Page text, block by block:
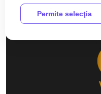
Spatii birouri de inchiriat in Sibiu
Spatii comerciale de
Spatii comerciale de inchiriat in
Spatii comerciale de inchiriat in
Spatii comerciale de inchiriat in
Spatii comerciale de inchiriat in
Permite selecţia